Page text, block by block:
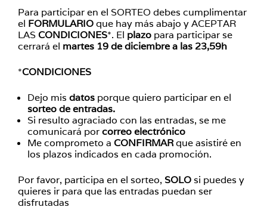
Para participar en el SORTEO debes cumplimentar
el FORMULARIOque hay más abajo y ACEPTAR
LAS CONDICIONES*. El plazo para participar se
cerrará el martes 19 de diciembre a las 23,59h
*CONDICIONES
Dejo mis datos porque quiero participar en el
sorteo de entradas.
Si resulto agraciado con las entradas, se me
comunicará porcorreo electrónico
Me comprometo a CONFIRMARque asistiré en
los plazos indicados en cada promoción.
Por favor, participa en el sorteo, SOLOsi puedes y
quieres ir para que las entradas puedan ser
disfrutadas